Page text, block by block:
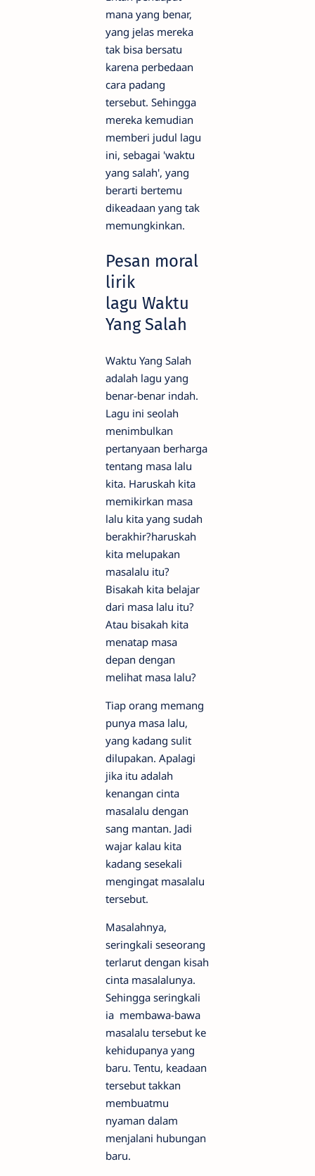
mana yang benar,
yang jelas mereka
tak bisa bersatu
karena perbedaan
cara padang
tersebut. Sehingga
mereka kemudian
memberi judul lagu
ini, sebagai 'waktu
yang salah', yang
berarti bertemu
dikeadaan yang tak
memungkinkan.
Pesan moral
lirik
lagu Waktu
Yang Salah
Waktu Yang Salah
adalah lagu yang
benar-benar indah.
Lagu ini seolah
menimbulkan
pertanyaan berharga
tentang masa lalu
kita. Haruskah kita
memikirkan masa
lalu kita yang sudah
berakhir?haruskah
kita melupakan
masalalu itu?
Bisakah kita belajar
dari masa lalu itu?
Atau bisakah kita
menatap masa
depan dengan
melihat masa lalu?
Tiap orang memang
punya masa lalu,
yang kadang sulit
dilupakan. Apalagi
jika itu adalah
kenangan cinta
masalalu dengan
sang mantan. Jadi
wajar kalau kita
kadang sesekali
mengingat masalalu
tersebut.
Masalahnya,
seringkali seseorang
terlarut dengan kisah
cinta masalalunya.
Sehingga seringkali
ia membawa-bawa
masalalu tersebut ke
kehidupanya yang
baru. Tentu, keadaan
tersebut takkan
membuatmu
nyaman dalam
menjalani hubungan
baru.